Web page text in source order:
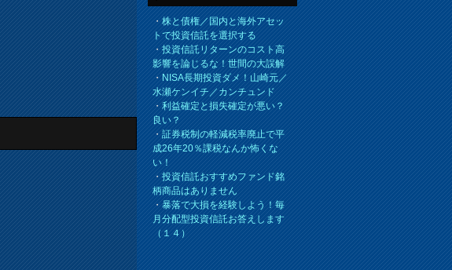
・株と債権／国内と海外アセッ
トで投資信託を選択する
・投資信託リターンのコスト高
影響を論じるな！世間の大誤解
・NISA長期投資ダメ！山崎元／
水瀬ケンイチ／カンチュンド
・利益確定と損失確定が悪い？
良い？
・証券税制の軽減税率廃止で平
成26年20％課税なんか怖くな
い！
・投資信託おすすめファンド銘
柄商品はありません
・暴落で大損を経験しよう！毎
月分配型投資信託お答えします
（１４）